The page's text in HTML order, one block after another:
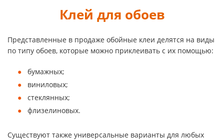
Клей для обоев
Представленные в продаже обойные клеи делятся на виды
по типу обоев, которые можно приклеивать с их помощью:
бумажных;
виниловых;
стеклянных;
флизелиновых.
Существуют также универсальные варианты для любых